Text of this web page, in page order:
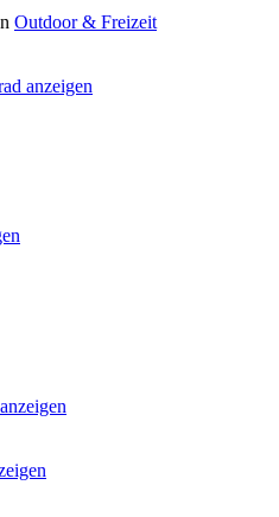
Outdoor & Freizeit
anzeigen